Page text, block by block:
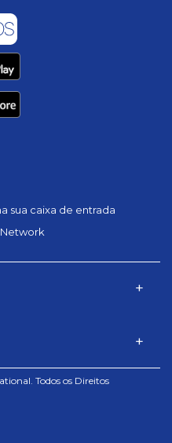
sua caixa de entrada
Todos os Direitos